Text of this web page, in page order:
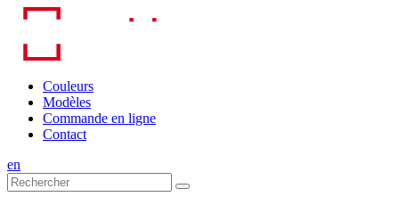
Skip
content
Couleurs
Modèles
Commande en ligne
Contact
en